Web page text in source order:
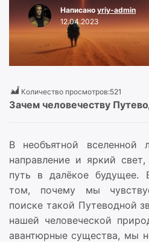
Написано yriy-admin
12.04.2023
Количество просмотров:521
Зачем человечеству
В необъятной вселенной
направление и яркий
путь в далёкое будущее.
том, почему мы
поиске такой Путеводной
нашей человеческой
авантюрные существа, мы